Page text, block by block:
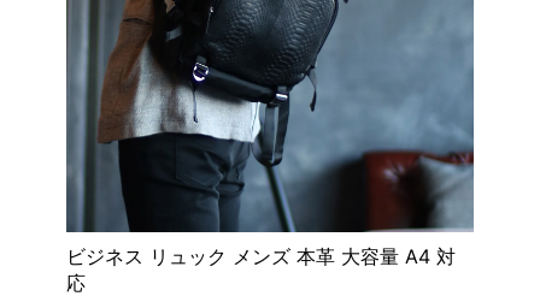
ビジネス リュック メンズ 本革 大容量 A4 対
応